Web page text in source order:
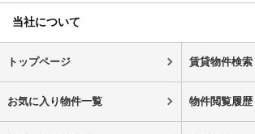
当社について
トップページ 賃貸物件検索
お気に入り物件一覧 物件閲覧履歴